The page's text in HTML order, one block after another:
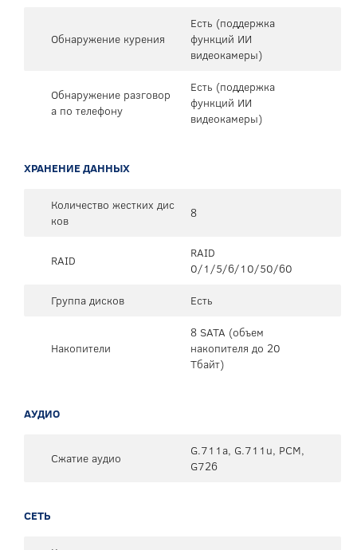
Обнаружение курения
Есть (поддержка
функций ИИ
видеокамеры)
Обнаружение разговор
а по телефону
Есть (поддержка
функций ИИ
видеокамеры)
ХРАНЕНИЕ ДАННЫХ
Количество жестких дис
ков
8
RAID
RAID
0/1/5/6/10/50/60
Группа дисков
Есть
Накопители
8 SATA (объем
накопителя до 20
Тбайт)
АУДИО
Сжатие аудио
G.711a, G.711u, PCM,
G726
СЕТЬ